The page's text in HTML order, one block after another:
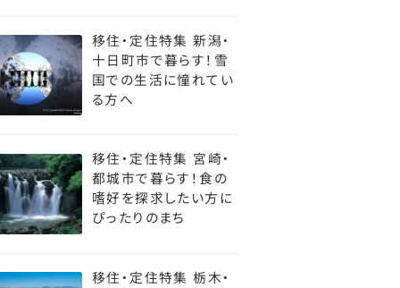
移住・定住特集 新潟・
十日町市で暮らす！雪
国での生活に憧れてい
る方へ
移住・定住特集 宮崎・
都城市で暮らす！食の
嗜好を探求したい方に
ぴったりのまち
移住・定住特集 栃木・